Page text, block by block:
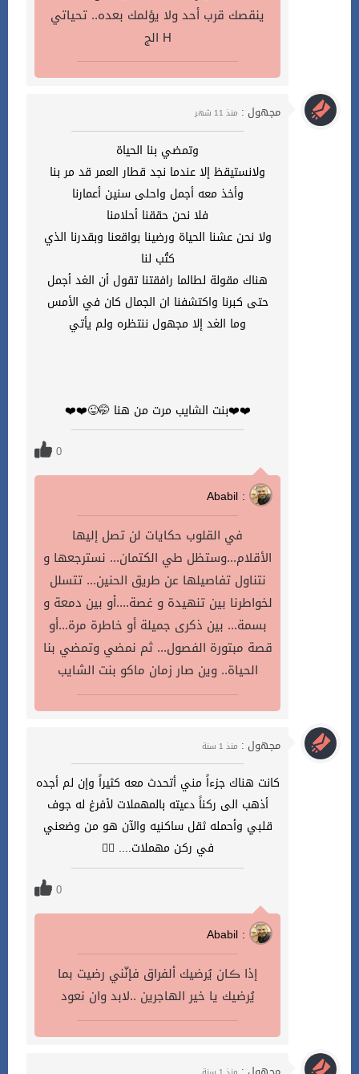
ينقصك قرب أحد ولا يؤلمك بعده.. تحياتي
الج H
مجهول : منذ 11 شهر
وتمضي بنا الحياة
ولانستيقظ إلا عندما نجد قطار العمر قد مر بنا
وأخذ معه أجمل واحلى سنين أعمارنا
فلا نحن حققنا أحلامنا
ولا نحن عشنا الحياة ورضينا بواقعنا وبقدرنا الذي
كتُب لنا
هناك مقولة لطالما رافقتنا تقول أن الغد أجمل
حتى كبرنا واكتشفنا ان الجمال كان في الأمس
وما الغد إلا مجهول ننتظره ولم يأتي
❤️❤️بنت الشايب مرت من هنا 🤭😜❤️❤️
0
Ababil :
في القلوب حكايات لن تصل إليها
الأقلام...وستظل طي الكتمان... نسترجعها و
نتناول تفاصيلها عن طريق الحنين... تتسلل
لخواطرنا بين تنهيدة و غصة....أو بين دمعة و
بسمة... بين ذكرى جميلة أو خاطرة مرة...أو
قصة مبتورة الفصول... ثم نمضي وتمضي بنا
الحياة.. وين صار زمان ماكو بنت الشايب
مجهول : منذ 1 سنة
كانت هناك جزءاً مني أتحدث معه كثيراً وإن لم أجده
أذهب الى ركناً دعيته بالمهملات لأفرغ له جوف
قلبي وأحمله ثقل ساكنيه والآن هو من وضعني
في ركن مهملات.... ✍🏻
0
Ababil :
إذا ڪان يُرضيك ألفراق فإنّني رضيت بما
يُرضيك يا خير الهاجرين ..لابد وان نعود